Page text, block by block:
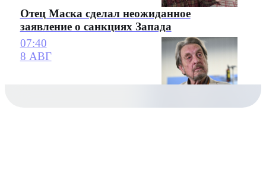
Отец Маска сделал неожиданное
заявление о санкциях Запада
07:40
8 АВГ